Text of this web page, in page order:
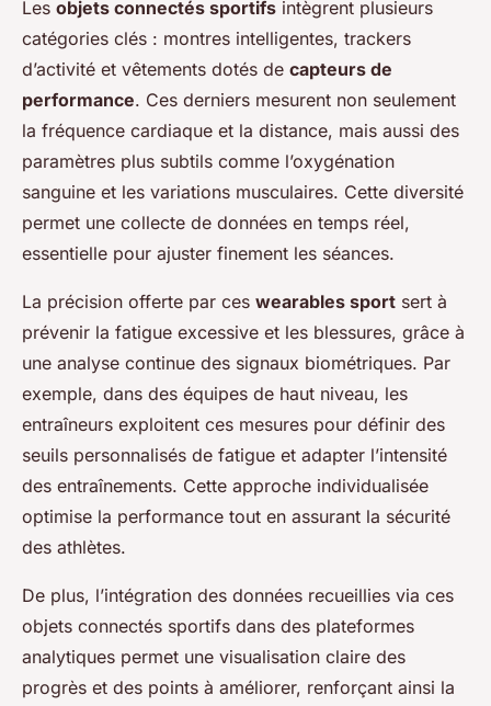
Les objets connectés sportifs intègrent plusieurs
catégories clés : montres intelligentes, trackers
d’activité et vêtements dotés de capteurs de
performance. Ces derniers mesurent non seulement
la fréquence cardiaque et la distance, mais aussi des
paramètres plus subtils comme l’oxygénation
sanguine et les variations musculaires. Cette diversité
permet une collecte de données en temps réel,
essentielle pour ajuster finement les séances.
La précision offerte par ces wearables sport sert à
prévenir la fatigue excessive et les blessures, grâce à
une analyse continue des signaux biométriques. Par
exemple, dans des équipes de haut niveau, les
entraîneurs exploitent ces mesures pour définir des
seuils personnalisés de fatigue et adapter l’intensité
des entraînements. Cette approche individualisée
optimise la performance tout en assurant la sécurité
des athlètes.
De plus, l’intégration des données recueillies via ces
objets connectés sportifs dans des plateformes
analytiques permet une visualisation claire des
progrès et des points à améliorer, renforçant ainsi la